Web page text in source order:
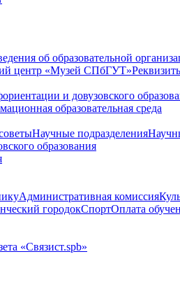
об образовательной
центр «Музей СПбГУТ»
и довузовского
образовательная среда
Научные подразделения
образования
Административная комиссия
городокСпортОплата
«Связист.spb»